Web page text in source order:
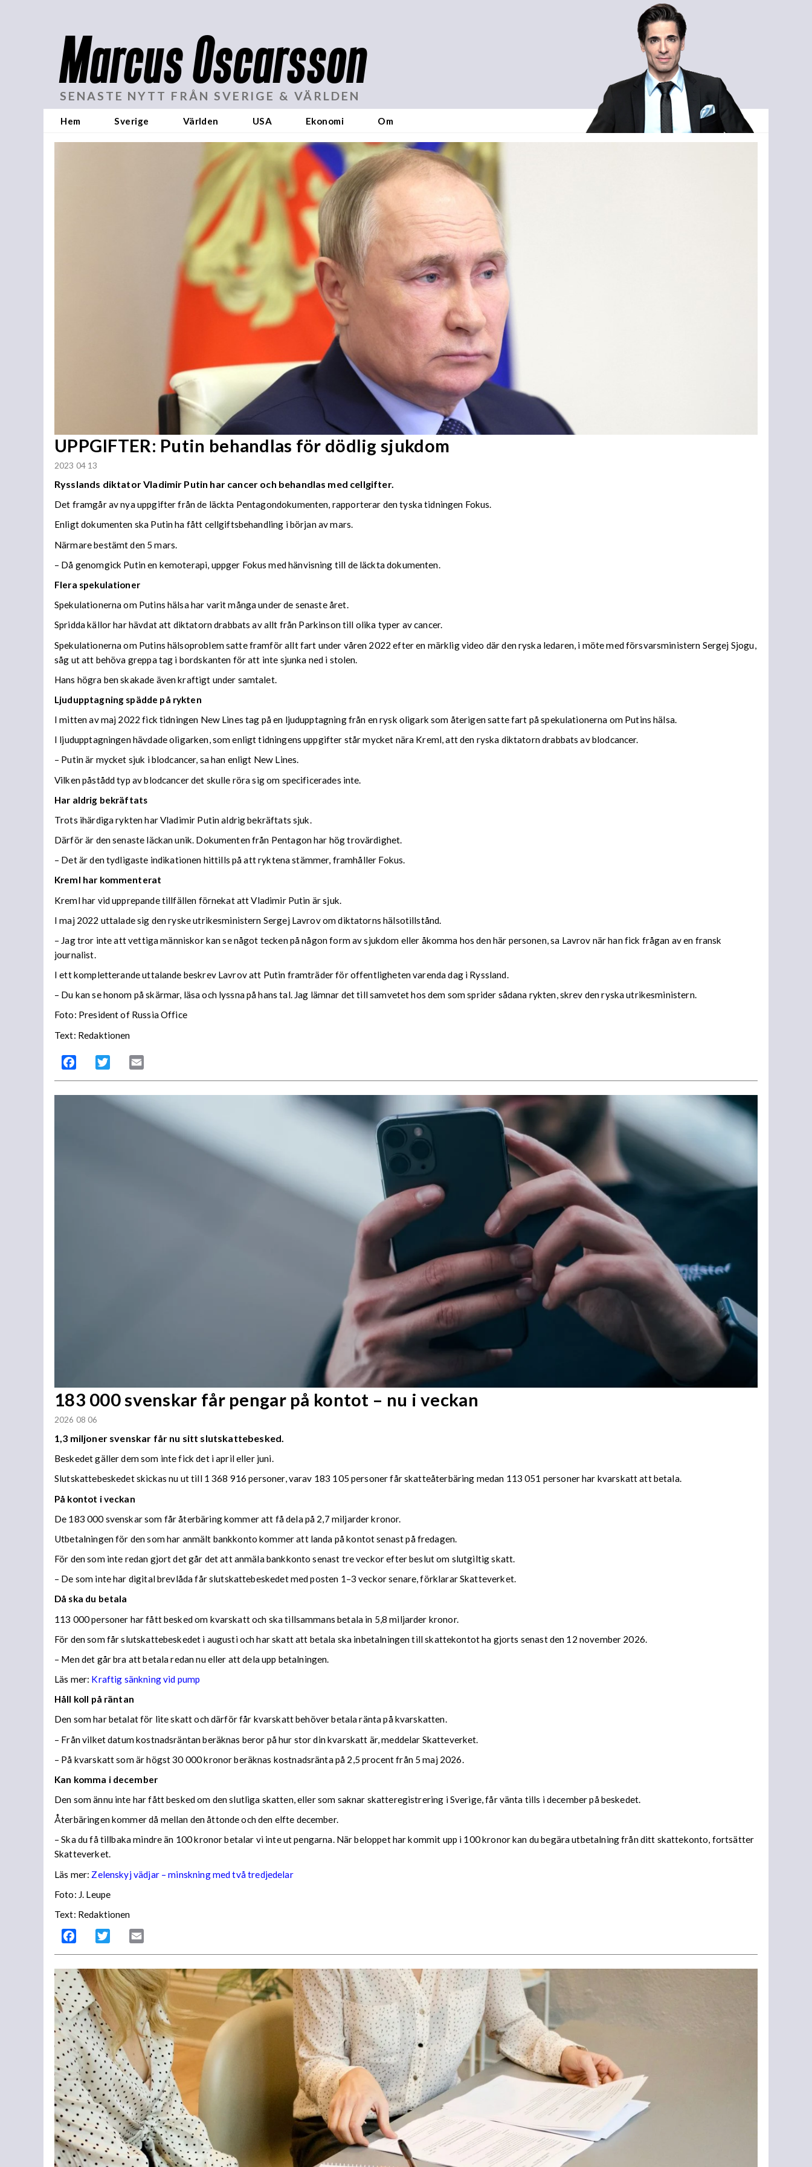
Marcus Oscarsson
SENASTE NYTT FRÅN SVERIGE & VÄRLDEN
Hem Sverige Världen USA Ekonomi Om
UPPGIFTER: Putin behandlas för dödlig sjukdom
2023 04 13
Rysslands diktator Vladimir Putin har cancer och behandlas med cellgifter.
Det framgår av nya uppgifter från de läckta Pentagondokumenten, rapporterar den tyska tidningen Fokus.
Enligt dokumenten ska Putin ha fått cellgiftsbehandling i början av mars.
Närmare bestämt den 5 mars.
– Då genomgick Putin en kemoterapi, uppger Fokus med hänvisning till de läckta dokumenten.
Flera spekulationer
Spekulationerna om Putins hälsa har varit många under de senaste året.
Spridda källor har hävdat att diktatorn drabbats av allt från Parkinson till olika typer av cancer.
Spekulationerna om Putins hälsoproblem satte framför allt fart under våren 2022 efter en märklig video där den ryska ledaren, i möte med försvarsministern Sergej Sjogu,
såg ut att behöva greppa tag i bordskanten för att inte sjunka ned i stolen.
Hans högra ben skakade även kraftigt under samtalet.
Ljudupptagning spädde på rykten
I mitten av maj 2022 fick tidningen New Lines tag på en ljudupptagning från en rysk oligark som återigen satte fart på spekulationerna om Putins hälsa.
I ljudupptagningen hävdade oligarken, som enligt tidningens uppgifter står mycket nära Kreml, att den ryska diktatorn drabbats av blodcancer.
– Putin är mycket sjuk i blodcancer, sa han enligt New Lines.
Vilken påstådd typ av blodcancer det skulle röra sig om specificerades inte.
Har aldrig bekräftats
Trots ihärdiga rykten har Vladimir Putin aldrig bekräftats sjuk.
Därför är den senaste läckan unik. Dokumenten från Pentagon har hög trovärdighet.
– Det är den tydligaste indikationen hittills på att ryktena stämmer, framhåller Fokus.
Kreml har kommenterat
Kreml har vid upprepande tillfällen förnekat att Vladimir Putin är sjuk.
I maj 2022 uttalade sig den ryske utrikesministern Sergej Lavrov om diktatorns hälsotillstånd.
– Jag tror inte att vettiga människor kan se något tecken på någon form av sjukdom eller åkomma hos den här personen, sa Lavrov när han fick frågan av en fransk
journalist.
I ett kompletterande uttalande beskrev Lavrov att Putin framträder för offentligheten varenda dag i Ryssland.
– Du kan se honom på skärmar, läsa och lyssna på hans tal. Jag lämnar det till samvetet hos dem som sprider sådana rykten, skrev den ryska utrikesministern.
Foto: President of Russia Office
Text: Redaktionen
Facebook Twitter
183 000 svenskar får pengar på kontot – nu i veckan
2026 08 06
1,3 miljoner svenskar får nu sitt slutskattebesked.
Beskedet gäller dem som inte fick det i april eller juni.
Slutskattebeskedet skickas nu ut till 1 368 916 personer, varav 183 105 personer får skatteåterbäring medan 113 051 personer har kvarskatt att betala.
På kontot i veckan
De 183 000 svenskar som får återbäring kommer att få dela på 2,7 miljarder kronor.
Utbetalningen för den som har anmält bankkonto kommer att landa på kontot senast på fredagen.
För den som inte redan gjort det går det att anmäla bankkonto senast tre veckor efter beslut om slutgiltig skatt.
– De som inte har digital brevlåda får slutskattebeskedet med posten 1–3 veckor senare, förklarar Skatteverket.
Då ska du betala
113 000 personer har fått besked om kvarskatt och ska tillsammans betala in 5,8 miljarder kronor.
För den som får slutskattebeskedet i augusti och har skatt att betala ska inbetalningen till skattekontot ha gjorts senast den 12 november 2026.
– Men det går bra att betala redan nu eller att dela upp betalningen.
Läs mer: Kraftig sänkning vid pump
Håll koll på räntan
Den som har betalat för lite skatt och därför får kvarskatt behöver betala ränta på kvarskatten.
– Från vilket datum kostnadsräntan beräknas beror på hur stor din kvarskatt är, meddelar Skatteverket.
– På kvarskatt som är högst 30 000 kronor beräknas kostnadsränta på 2,5 procent från 5 maj 2026.
Kan komma i december
Den som ännu inte har fått besked om den slutliga skatten, eller som saknar skatteregistrering i Sverige, får vänta tills i december på beskedet.
Återbäringen kommer då mellan den åttonde och den elfte december.
– Ska du få tillbaka mindre än 100 kronor betalar vi inte ut pengarna. När beloppet har kommit upp i 100 kronor kan du begära utbetalning från ditt skattekonto, fortsätter
Skatteverket.
Läs mer: Zelenskyj vädjar – minskning med två tredjedelar
Foto: J. Leupe
Text: Redaktionen
Facebook Twitter